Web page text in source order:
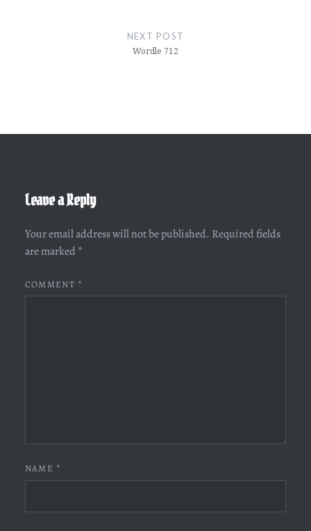
NEXT POST
Wordle 712
Leave a Reply
Your email address will not be published. Required fields
are marked *
COMMENT *
NAME *